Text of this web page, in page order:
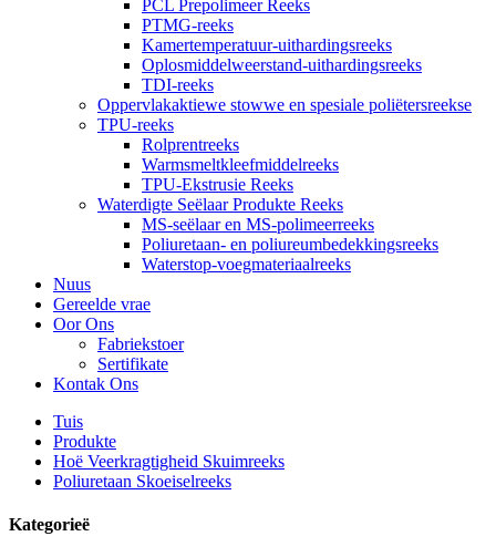
PCL Prepolimeer Reeks
PTMG-reeks
Kamertemperatuur-uithardingsreeks
Oplosmiddelweerstand-uithardingsreeks
TDI-reeks
Oppervlakaktiewe stowwe en spesiale poliëtersreekse
TPU-reeks
Rolprentreeks
Warmsmeltkleefmiddelreeks
TPU-Ekstrusie Reeks
Waterdigte Seëlaar Produkte Reeks
MS-seëlaar en MS-polimeerreeks
Poliuretaan- en poliureumbedekkingsreeks
Waterstop-voegmateriaalreeks
Nuus
Gereelde vrae
Oor Ons
Fabriekstoer
Sertifikate
Kontak Ons
Tuis
Produkte
Hoë Veerkragtigheid Skuimreeks
Poliuretaan Skoeiselreeks
Kategorieë